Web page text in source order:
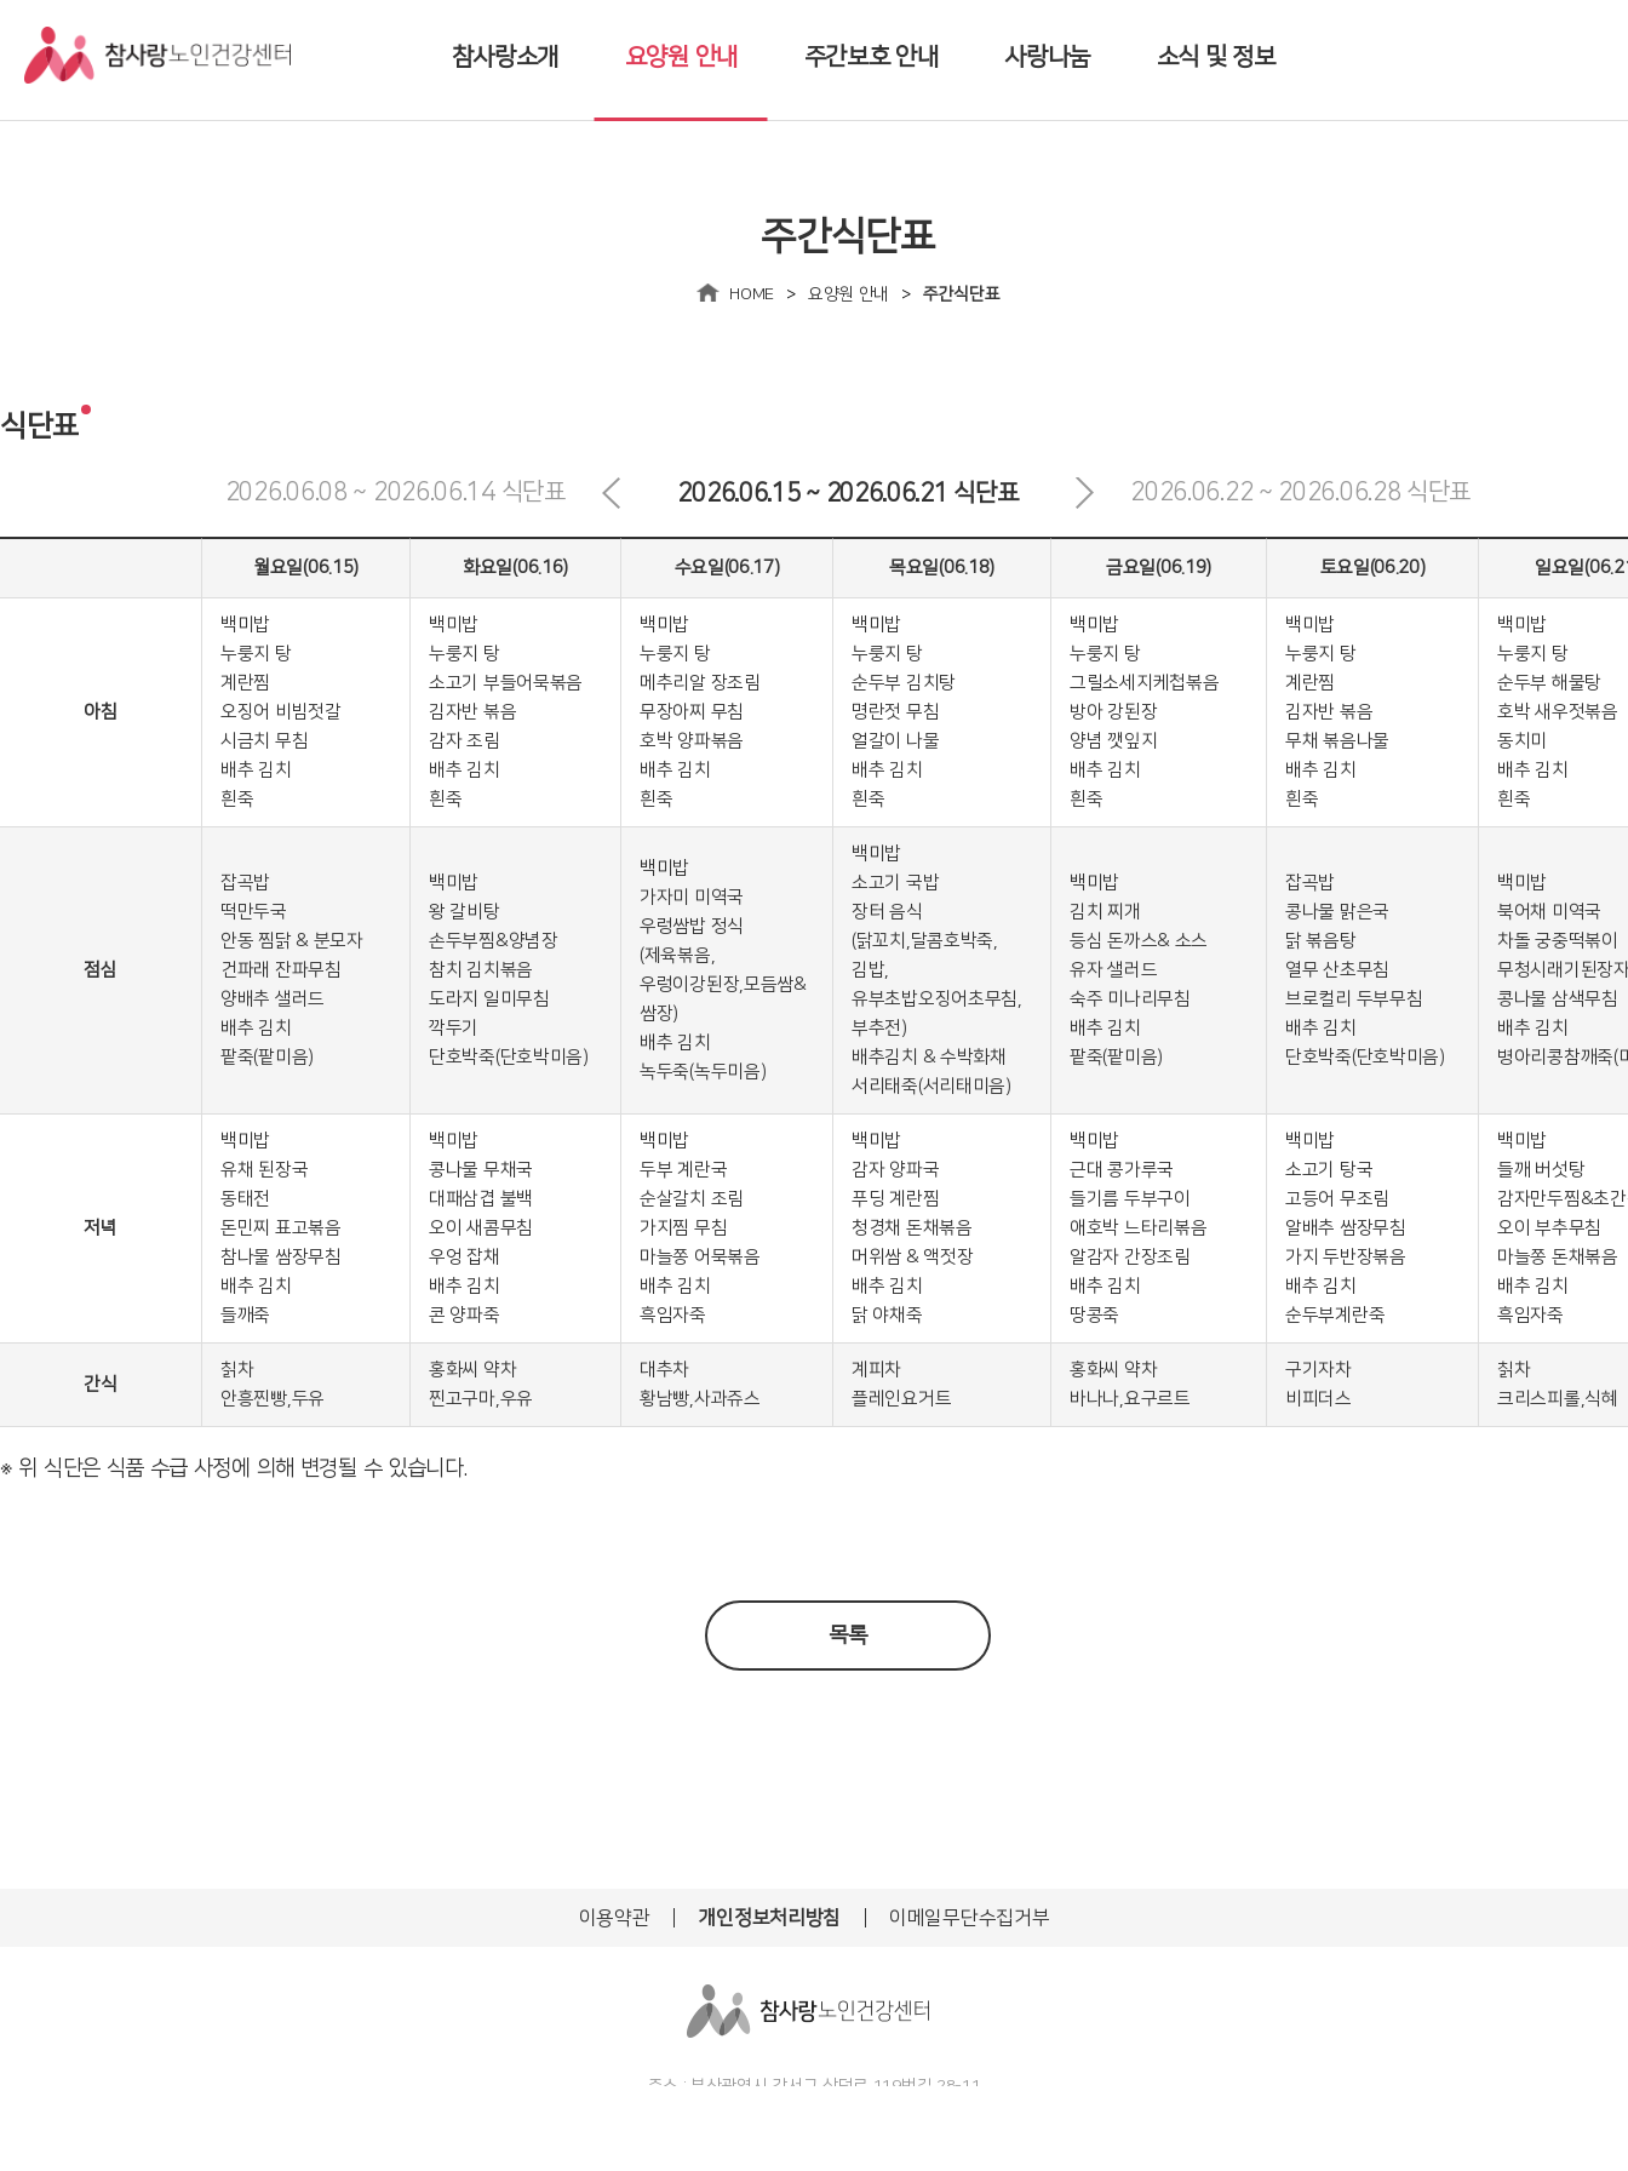
참사랑소개 요양원 안내 주간보호 안내 사랑나눔 소식 및 정보
주간식단표
HOME > 요양원 안내 > 주간식단표
식단표
2026.06.08 ~ 2026.06.14 식단표 2026.06.15 ~ 2026.06.21 식단표 2026.06.22 ~ 2026.06.28 식단표
월요일(06.15) 화요일(06.16) 수요일(06.17) 목요일(06.18) 금요일(06.19) 토요일(06.20) 일요일
아침
백미밥
누룽지 탕
계란찜
오징어 비빔젓갈
시금치 무침
배추 김치
흰죽
백미밥
누룽지 탕
소고기 부들어묵볶음
김자반 볶음
감자 조림
배추 김치
흰죽
백미밥
누룽지 탕
메추리알 장조림
무장아찌 무침
호박 양파볶음
배추 김치
흰죽
백미밥
누룽지 탕
순두부 김치탕
명란젓 무침
얼갈이 나물
배추 김치
흰죽
백미밥
누룽지 탕
그릴소세지케첩볶음
방아 강된장
양념 깻잎지
배추 김치
흰죽
백미밥
누룽지 탕
계란찜
김자반 볶음
무채 볶음나물
배추 김치
흰죽
백미밥
누룽지 탕
순두부 해물탕
호박 새우젓볶음
동치미
배추 김치
흰죽
점심
잡곡밥
떡만두국
안동 찜닭 & 분모자
건파래 잔파무침
양배추 샐러드
배추 김치
팥죽(팥미음)
백미밥
왕 갈비탕
손두부찜&양념장
참치 김치볶음
도라지 일미무침
깍두기
단호박죽(단호박미음)
백미밥
가자미 미역국
우렁쌈밥 정식
(제육볶음,
우렁이강된장,모듬쌈&
쌈장)
배추 김치
녹두죽(녹두미음)
백미밥
소고기 국밥
장터 음식
(닭꼬치,달콤호박죽,
김밥,
유부초밥오징어초무침,
부추전)
배추김치 & 수박화채
서리태죽(서리태미음)
백미밥
김치 찌개
등심 돈까스& 소스
유자 샐러드
숙주 미나리무침
배추 김치
팥죽(팥미음)
잡곡밥
콩나물 맑은국
닭 볶음탕
열무 산초무침
브로컬리 두부무침
배추 김치
단호박죽(단호박미음)
백미밥
북어채 미역국
차돌 궁중떡볶이
무청시래기된장
콩나물 삼색무침
배추 김치
병아리콩참깨죽(
저녁
백미밥
유채 된장국
동태전
돈민찌 표고볶음
참나물 쌈장무침
배추 김치
들깨죽
백미밥
콩나물 무채국
대패삼겹 불백
오이 새콤무침
우엉 잡채
배추 김치
콘 양파죽
백미밥
두부 계란국
순살갈치 조림
가지찜 무침
마늘쫑 어묵볶음
배추 김치
흑임자죽
백미밥
감자 양파국
푸딩 계란찜
청경채 돈채볶음
머위쌈 & 액젓장
배추 김치
닭 야채죽
백미밥
근대 콩가루국
들기름 두부구이
애호박 느타리볶음
알감자 간장조림
배추 김치
땅콩죽
백미밥
소고기 탕국
고등어 무조림
알배추 쌈장무침
가지 두반장볶음
배추 김치
순두부계란죽
백미밥
들깨 버섯탕
감자만두찜&초
오이 부추무침
마늘쫑 돈채볶음
배추 김치
흑임자죽
간식
칡차
안흥찐빵,두유
홍화씨 약차
찐고구마,우유
대추차
황남빵,사과쥬스
계피차
플레인요거트
홍화씨 약차
바나나,요구르트
구기자차
비피더스
칡차
크리스피롤,식혜
※ 위 식단은 식품 수급 사정에 의해 변경될 수 있습니다.
목록
이용약관 개인정보처리방침 이메일무단수집거부
주소 : 부산광역시 강서구 상덕로 119번길 28-11